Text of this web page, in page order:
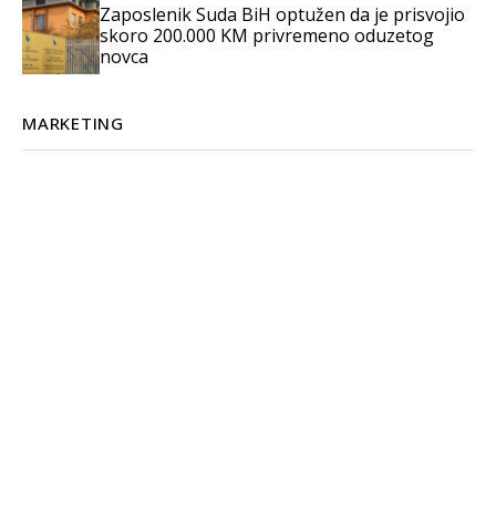
Zaposlenik Suda BiH optužen da je prisvojio
skoro 200.000 KM privremeno oduzetog
novca
MARKETING